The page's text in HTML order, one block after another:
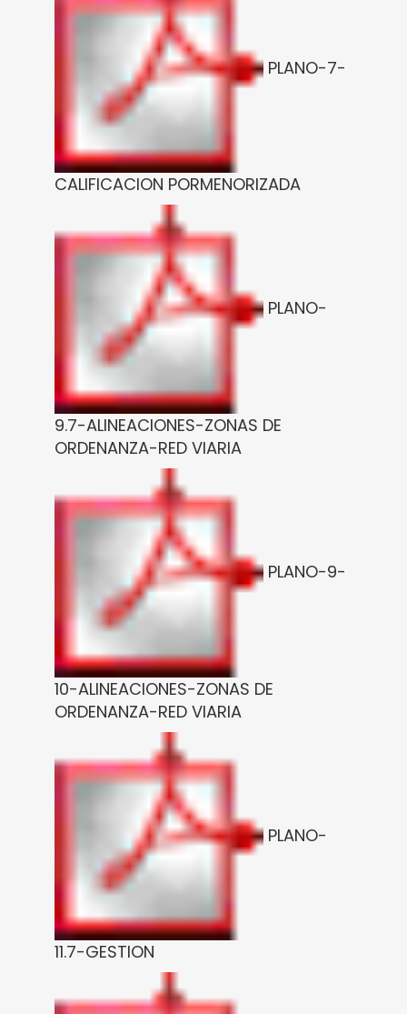
PLANO-7-
CALIFICACION PORMENORIZADA
PLANO-
9.7-ALINEACIONES-ZONAS DE
ORDENANZA-RED VIARIA
PLANO-9-
10-ALINEACIONES-ZONAS DE
ORDENANZA-RED VIARIA
PLANO-
11.7-GESTION